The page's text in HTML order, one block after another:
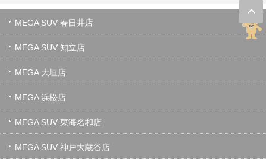
MEGA SUV 春日井店
MEGA SUV 知立店
MEGA 大垣店
MEGA 浜松店
MEGA SUV 東海名和店
MEGA SUV 神戸大蔵谷店